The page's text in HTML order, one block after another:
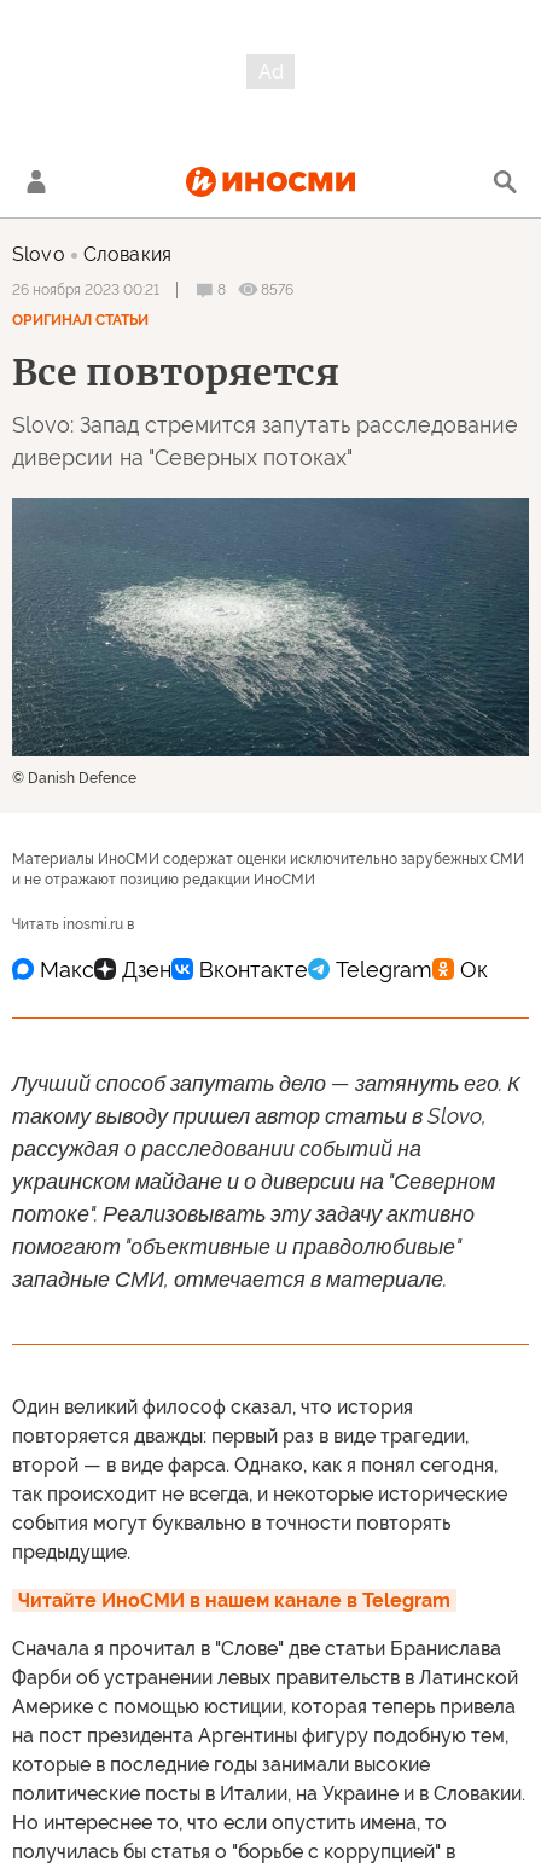
Slovo Словакия
26 ноября 2023 00:21 8
8576
ОРИГИНАЛ СТАТЬИ
Все повторяется
Slovo: Запад стремится запутать расследование
диверсии на "Северных потоках"
© Danish Defence
Материалы ИноСМИ содержат оценки исключительно зарубежных СМИ
и не отражают позицию редакции ИноСМИ
Читать inosmi.ru в
Лучший способ запутать дело — затянуть его. К
такому выводу пришел автор статьи в Slovo,
рассуждая о расследовании событий на
украинском майдане и о диверсии на "Северном
потоке". Реализовывать эту задачу активно
помогают "объективные и правдолюбивые"
западные СМИ, отмечается в материале.
Один великий философ сказал, что история
повторяется дважды: первый раз в виде трагедии,
второй — в виде фарса. Однако, как я понял сегодня,
так происходит не всегда, и некоторые исторические
события могут буквально в точности повторять
предыдущие.
Читайте ИноСМИ в нашем канале в Telegram
Сначала я прочитал в "Слове" две статьи Бранислава
Фарби об устранении левых правительств в Латинской
Америке с помощью юстиции, которая теперь привела
на пост президента Аргентины фигуру подобную тем,
которые в последние годы занимали высокие
политические посты в Италии, на Украине и в Словакии.
Но интереснее то, что если опустить имена, то
получилась бы статья о "борьбе с коррупцией" в